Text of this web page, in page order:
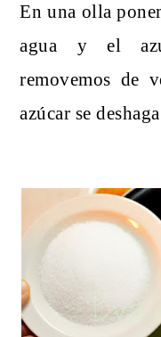
En una olla
agua y el
removemos de
azúcar se